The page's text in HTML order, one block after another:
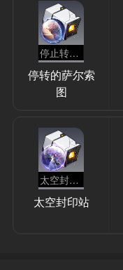
停止转动的萨尔索图
停转的萨尔索
图
太空封印站
太空封印站